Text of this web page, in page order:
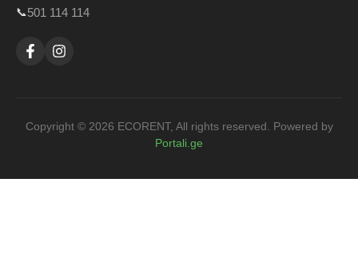
📞501 114 114
Copyright © 2026 ECORENT, All rights reserved. Powered by
Portali.ge